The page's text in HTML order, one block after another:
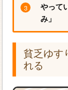
やって
み」
貧乏ゆす
れる